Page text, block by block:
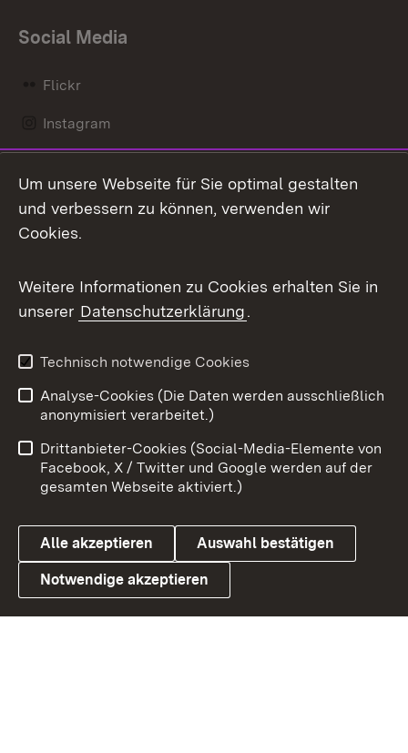
Social Media
Flickr
Instagram
Mastodon
Messenger
Social Wall
X / Twitter
Youtube
Link zum Landesportal
Benutzungshinweise
Barrierefreiheit
Datenschutz
Cookies
Um unsere Webseite für Sie optimal gestalten
und verbessern zu können, verwenden wir
Cookies.
Weitere Informationen zu Cookies erhalten Sie in
unserer Datenschutzerklärung.
Technisch notwendige Cookies
Analyse-Cookies (Die Daten werden ausschließlich
anonymisiert verarbeitet.)
Drittanbieter-Cookies (Social-Media-Elemente von
Facebook, X / Twitter und Google werden auf der
gesamten Webseite aktiviert.)
Alle akzeptieren Auswahl bestätigen
Notwendige akzeptieren